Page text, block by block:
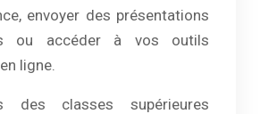
envoyer des présentations
ou accéder à vos outils
ligne.
des classes supérieures